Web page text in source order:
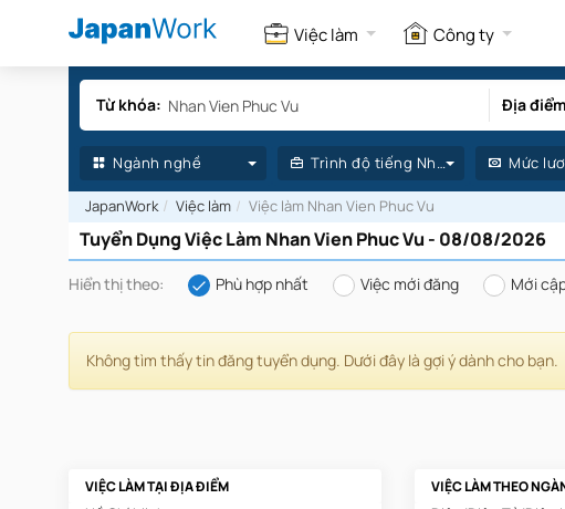
Việc làm Công ty
Địa
Ngành nghề Trình độ tiếng Nhật Mức
JapanWork Việc làm Việc làm Nhan Vien Phuc Vu
Tuyển Dụng Việc Làm Nhan Vien Phuc Vu - 08/08/2026
Hiển thị theo: Phù hợp nhất Việc mới đăng Mới
Không tìm thấy tin đăng tuyển dụng. Dưới đây là gợi ý dành cho bạn.
VIỆC LÀM TẠI ĐỊA ĐIỂM VIỆC LÀM THEO